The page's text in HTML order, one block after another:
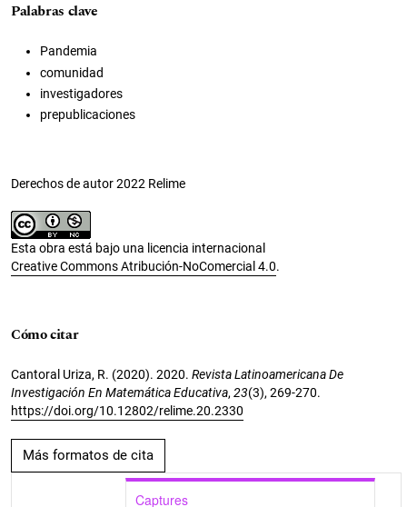
Palabras clave
Pandemia
comunidad
investigadores
prepublicaciones
Derechos de autor 2022 Relime
Esta obra está bajo una licencia internacional
Creative Commons Atribución-NoComercial 4.0.
Cómo citar
Cantoral Uriza, R. (2020). 2020. Revista Latinoamericana De
Investigación En Matemática Educativa,23(3), 269-270.
https://doi.org/10.12802/relime.20.2330
Más formatos de cita
Captures